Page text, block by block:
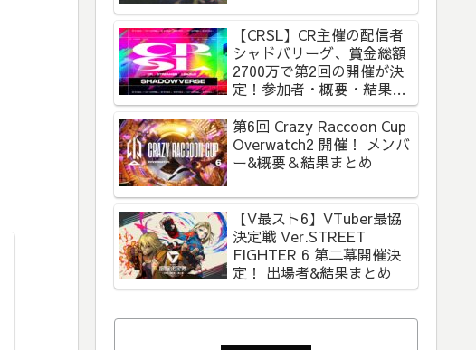
【CRSL】CR主催の配信者
シャドバリーグ、賞金総額
2700万で第2回の開催が決
定！参加者・概要・結果ま
とめ【CR Streamer
League Shadowverse】
第6回 Crazy Raccoon Cup
Overwatch2 開催！ メンバ
ー&概要＆結果まとめ
【V最スト6】VTuber最協
決定戦 Ver.STREET
FIGHTER 6 第二幕開催決
定！ 出場者&結果まとめ